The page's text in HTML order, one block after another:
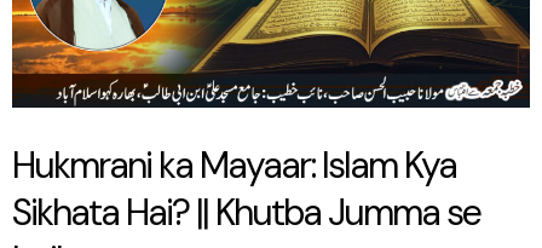
Hukmrani ka Mayaar: Islam Kya
Sikhata Hai? || Khutba Jumma se
Sikhata
Hai?
Khutba
Jumma